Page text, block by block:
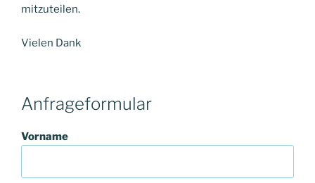
mitzuteilen.
Vielen Dank
Anfrageformular
Vorname